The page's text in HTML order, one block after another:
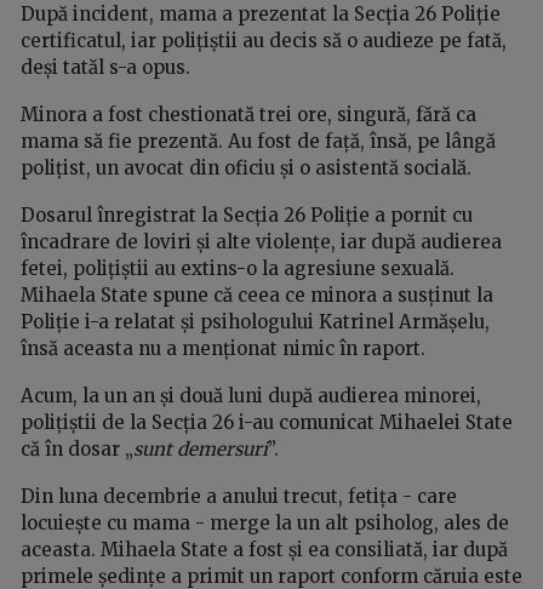
După incident, mama a prezentat la Secția 26 Poliție
certificatul, iar polițiștii au decis să o audieze pe fată,
deși tatăl s-a opus.
Minora a fost chestionată trei ore, singură, fără ca
mama să fie prezentă. Au fost de față, însă, pe lângă
polițist, un avocat din oficiu și o asistentă socială.
Dosarul înregistrat la Secția 26 Poliție a pornit cu
încadrare de loviri și alte violențe, iar după audierea
fetei, polițiștii au extins-o la agresiune sexuală.
Mihaela State spune că ceea ce minora a susținut la
Poliție i-a relatat și psihologului Katrinel Armășelu,
însă aceasta nu a menționat nimic în raport.
Acum, la un an și două luni după audierea minorei,
polițiștii de la Secția 26 i-au comunicat Mihaelei State
că în dosar „sunt demersuri”.
Din luna decembrie a anului trecut, fetița - care
locuiește cu mama - merge la un alt psiholog, ales de
aceasta. Mihaela State a fost și ea consiliată, iar după
primele ședințe a primit un raport conform căruia este